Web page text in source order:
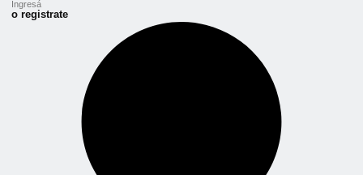
Ingresá
o registrate